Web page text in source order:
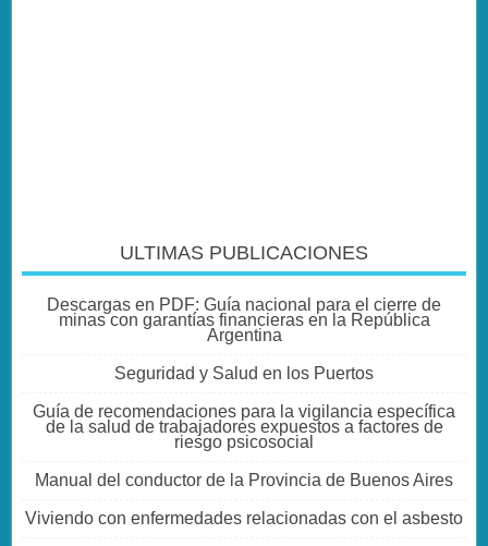
ULTIMAS PUBLICACIONES
Descargas en PDF: Guía nacional para el cierre de
minas con garantías financieras en la República
Argentina
Seguridad y Salud en los Puertos
Guía de recomendaciones para la vigilancia específica
de la salud de trabajadores expuestos a factores de
riesgo psicosocial
Manual del conductor de la Provincia de Buenos Aires
Viviendo con enfermedades relacionadas con el asbesto